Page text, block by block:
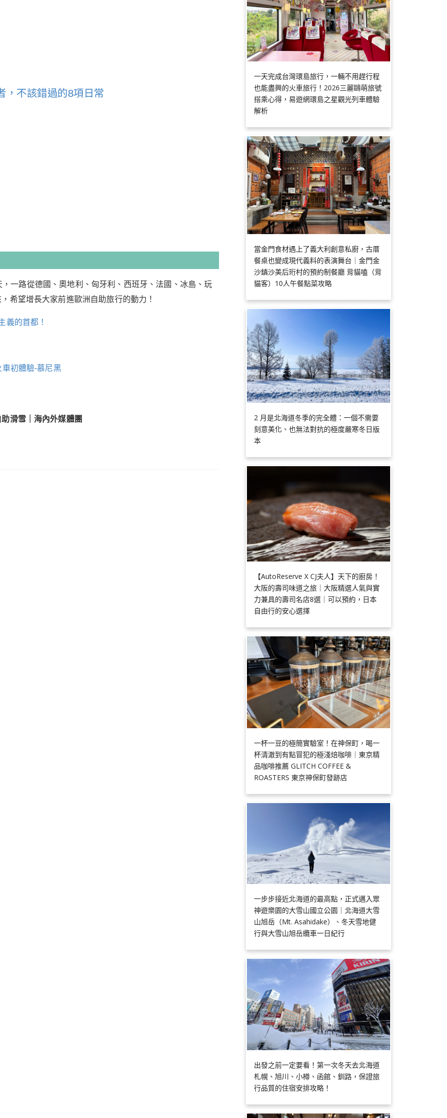
，不該錯過的8項日常
一路從德國、奧地利、匈牙利、西班牙、法國、冰島、玩
希望增長大家前進歐洲自助旅行的動力！
義的首都！
初體驗-慕尼黑
滑雪｜海內外媒體團
一天完成台灣環島旅行，一輛不用趕行程
也能盡興的火車旅行！2026三麗鷗萌旅號
搭乘心得，易遊網環島之星觀光列車體驗
解析
當金門食材遇上了義大利創意私廚，古厝
餐桌也變成現代義料的表演舞台｜金門金
沙鎮沙美后珩村的預約制餐廳 背貓嗑（背
貓客）10人午餐點菜攻略
2 月是北海道冬季的完全體：一個不需要
刻意美化、也無法對抗的極度嚴寒冬日版
本
【AutoReserve X CJ夫人】天下的廚房！
大阪的壽司味道之旅｜大阪精選人氣與實
力兼具的壽司名店8選｜可以預約，日本
自由行的安心選擇
一杯一豆的極簡實驗室！在神保町，喝一
杯清澈到有點冒犯的極淺焙咖啡｜東京精
品咖啡推薦 GLITCH COFFEE &
ROASTERS 東京神保町發跡店
一步步接近北海道的最高點，正式邁入眾
神遊樂園的大雪山國立公園｜北海道大雪
山旭岳（Mt. Asahidake）、冬天雪地健
行與大雪山旭岳纜車一日紀行
出發之前一定要看！第一次冬天去北海道
札幌、旭川、小樽、函館、釧路，保證旅
行品質的住宿安排攻略！